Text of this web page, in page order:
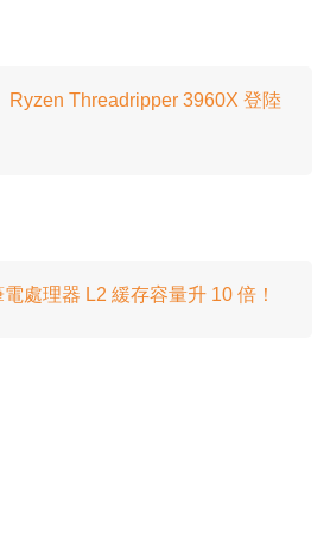
Ryzen Threadripper 3960X 登陸
處理器 L2 緩存容量升 10 倍！